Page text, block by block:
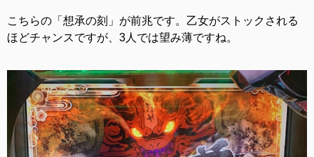
こちらの「想承の刻」が前兆です。乙女がストックされる
ほどチャンスですが、3人では望み薄ですね。